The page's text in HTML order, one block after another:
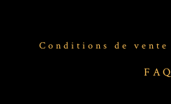
Conditions de vente
FAQ